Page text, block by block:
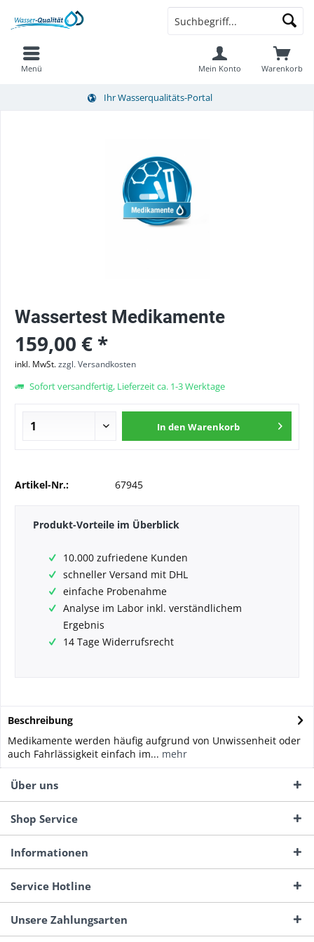
Menü Warenkorb
Mein Konto
Ihr Wasserqualitäts-Portal
Wassertest Medikamente
159,00 € *
inkl. MwSt.zzgl. Versandkosten
Sofort versandfertig, Lieferzeit ca. 1-3 Werktage
In den Warenkorb
Artikel-Nr.: 67945
Produkt-Vorteile im Überblick
10.000 zufriedene Kunden
schneller Versand mit DHL
einfache Probenahme
Analyse im Labor inkl. verständlichem
Ergebnis
14 Tage Widerrufsrecht
Beschreibung
Medikamente werden häufig aufgrund von Unwissenheit oder
auch Fahrlässigkeit einfach im... mehr
Über uns
Shop Service
Informationen
Service Hotline
Unsere Zahlungsarten